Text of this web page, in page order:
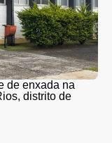
de enxada na
distrito de